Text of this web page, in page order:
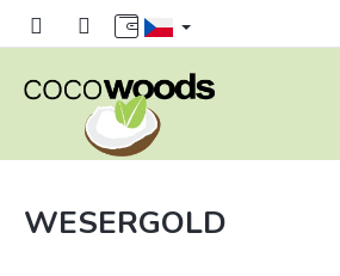
WESERGOLD